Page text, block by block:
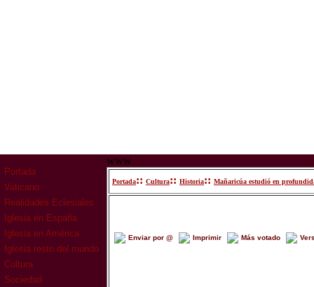
Portada
Vaticano
Realidades Eclesiales
Iglesia en España
Iglesia en América
Iglesia resto del mundo
Cultura
Sociedad
www
Portada:: Cultura:: Historia:: Mañaricúa estudió en
Enviar por @ Imprimir Más votado